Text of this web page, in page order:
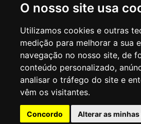
O nosso site usa
Utilizamos cookies e outras
medição para melhorar a sua
navegação no nosso site, de
conteúdo personalizado,
analisar o tráfego do site e
vêm os visitantes.
Concordo Alterar as
SECRETARIA DE
Rua Claudino Barbosa, 313 - Macedo -
Central de Atendimento: *55